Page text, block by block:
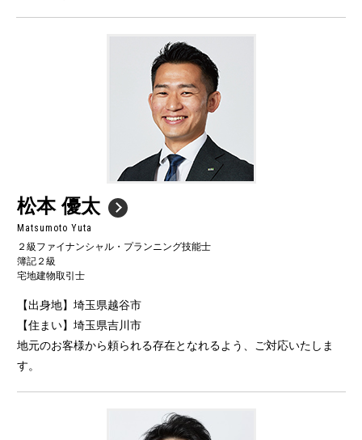
松本 優太
Matsumoto Yuta
２級ファイナンシャル・プランニング技能士
簿記２級
宅地建物取引士
【出身地】埼玉県越谷市
【住まい】埼玉県吉川市
地元のお客様から頼られる存在となれるよう、ご対応いたしま
す。